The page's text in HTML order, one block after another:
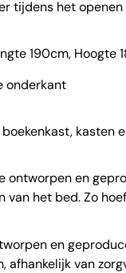
tijdens het
190cm, Hoogte
onderkant
kasten
ontworpen en
het bed. Zo
en
afhankelijk van